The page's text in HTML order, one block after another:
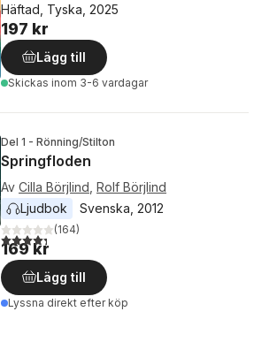
Häftad, Tyska, 2025
197 kr
Lägg till
Skickas inom 3-6 vardagar
Del 1 - Rönning/Stilton
Springfloden
Av Cilla Börjlind Rolf Börjlind
Ljudbok
Svenska 2012
4,3utav 5 stjärnor. Totalt antal röster:
(164)
169 kr
Lägg till
Lyssna direkt efter köp